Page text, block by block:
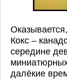
Кокс –
середине
далёкие